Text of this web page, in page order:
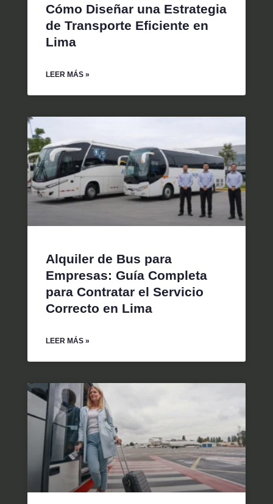
Cómo Diseñar una Estrategia
de Transporte Eficiente en
Lima
LEER MÁS »
Alquiler de Bus para
Empresas: Guía Completa
para Contratar el Servicio
Correcto en Lima
LEER MÁS »